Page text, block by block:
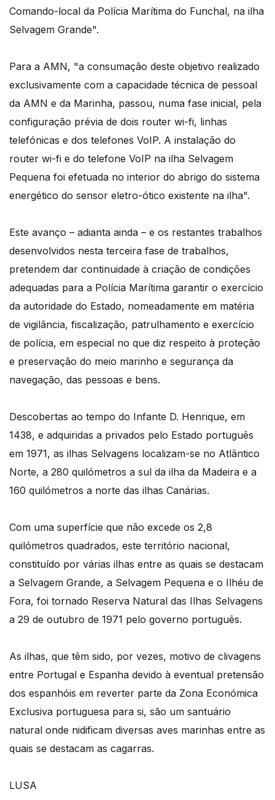
Comando-local da Polícia Marítima do Funchal, na ilha
Selvagem Grande".
Para a AMN, "a consumação deste objetivo realizado
exclusivamente com a capacidade técnica de pessoal
da AMN e da Marinha, passou, numa fase inicial, pela
configuração prévia de dois router wi-fi, linhas
telefónicas e dos telefones VoIP. A instalação do
router wi-fi e do telefone VoIP na ilha Selvagem
Pequena foi efetuada no interior do abrigo do sistema
energético do sensor eletro-ótico existente na ilha".
Este avanço – adianta ainda – e os restantes trabalhos
desenvolvidos nesta terceira fase de trabalhos,
pretendem dar continuidade à criação de condições
adequadas para a Polícia Marítima garantir o exercício
da autoridade do Estado, nomeadamente em matéria
de vigilância, fiscalização, patrulhamento e exercício
de polícia, em especial no que diz respeito à proteção
e preservação do meio marinho e segurança da
navegação, das pessoas e bens.
Descobertas ao tempo do Infante D. Henrique, em
1438, e adquiridas a privados pelo Estado português
em 1971, as ilhas Selvagens localizam-se no Atlântico
Norte, a 280 quilómetros a sul da ilha da Madeira e a
160 quilómetros a norte das ilhas Canárias.
Com uma superfície que não excede os 2,8
quilómetros quadrados, este território nacional,
constituído por várias ilhas entre as quais se destacam
a Selvagem Grande, a Selvagem Pequena e o Ilhéu de
Fora, foi tornado Reserva Natural das Ilhas Selvagens
a 29 de outubro de 1971 pelo governo português.
As ilhas, que têm sido, por vezes, motivo de clivagens
entre Portugal e Espanha devido à eventual pretensão
dos espanhóis em reverter parte da Zona Económica
Exclusiva portuguesa para si, são um santuário
natural onde nidificam diversas aves marinhas entre as
quais se destacam as cagarras.
LUSA